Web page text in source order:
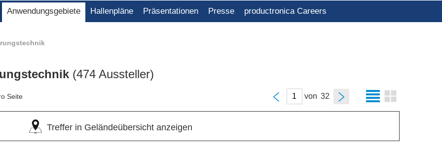
Anwendungsgebiete Hallenpläne Präsentationen Presse productronica Careers
(474 Aussteller)
Seite von
Treffer in Geländeübersicht anzeigen